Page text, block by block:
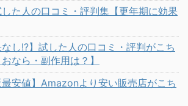
した人の口コミ・評判集【更年期に効果
なし!?】試した人の口コミ・評判がこち
なら・副作用は？】
最安値】Amazonより安い販売店がこち